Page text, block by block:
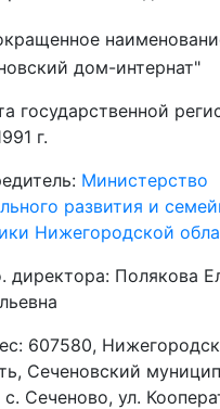
дом-интернат"
государственной
г.
Министерство
развития и
Нижегородской
директора: Полякова
607580,
Сеченовский
с. Сеченово, ул.